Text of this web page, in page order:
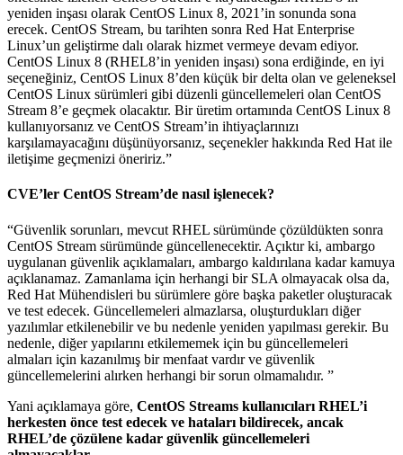
yeniden inşası olarak CentOS Linux 8, 2021’in sonunda sona
erecek. CentOS Stream, bu tarihten sonra Red Hat Enterprise
Linux’un geliştirme dalı olarak hizmet vermeye devam ediyor.
CentOS Linux 8 (RHEL8’in yeniden inşası) sona erdiğinde, en iyi
seçeneğiniz, CentOS Linux 8’den küçük bir delta olan ve geleneksel
CentOS Linux sürümleri gibi düzenli güncellemeleri olan CentOS
Stream 8’e geçmek olacaktır. Bir üretim ortamında CentOS Linux 8
kullanıyorsanız ve CentOS Stream’in ihtiyaçlarınızı
karşılamayacağını düşünüyorsanız, seçenekler hakkında Red Hat ile
iletişime geçmenizi öneririz.”
CVE’ler CentOS Stream’de nasıl işlenecek?
“Güvenlik sorunları, mevcut RHEL sürümünde çözüldükten sonra
CentOS Stream sürümünde güncellenecektir. Açıktır ki, ambargo
uygulanan güvenlik açıklamaları, ambargo kaldırılana kadar kamuya
açıklanamaz. Zamanlama için herhangi bir SLA olmayacak olsa da,
Red Hat Mühendisleri bu sürümlere göre başka paketler oluşturacak
ve test edecek. Güncellemeleri almazlarsa, oluşturdukları diğer
yazılımlar etkilenebilir ve bu nedenle yeniden yapılması gerekir. Bu
nedenle, diğer yapılarını etkilememek için bu güncellemeleri
almaları için kazanılmış bir menfaat vardır ve güvenlik
güncellemelerini alırken herhangi bir sorun olmamalıdır. ”
Yani açıklamaya göre, CentOS Streams kullanıcıları RHEL’i
herkesten önce test edecek ve hataları bildirecek, ancak
RHEL’de çözülene kadar güvenlik güncellemeleri